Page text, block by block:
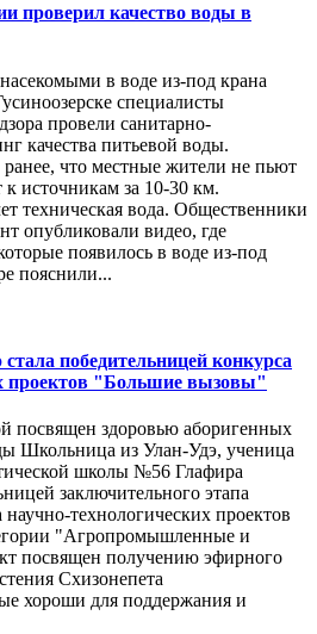
проверил качество воды в
в воде из-под крана
специалисты
провели санитарно-
качества питьевой воды.
что местные жители не пьют
к источникам за 10-30 км.
техническая вода. Общественники
опубликовали видео, где
появилось в воде из-под
пояснили...
победительницей конкурса
проектов "Большие вызовы"
посвящен здоровью аборигенных
Школьница из Улан-Удэ, ученица
школы №56 Глафира
заключительного этапа
технологических проектов
"Агропромышленные и
посвящен получению эфирного
Схизонепета
хороши для поддержания и